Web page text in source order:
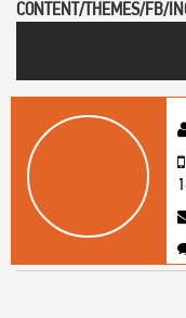
CONTENT/THEMES/FB/